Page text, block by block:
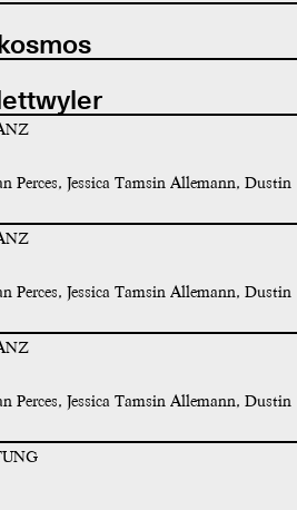
Perces, Jessica Tamsin Allemann, Dustin
Perces, Jessica Tamsin Allemann, Dustin
Perces, Jessica Tamsin Allemann, Dustin